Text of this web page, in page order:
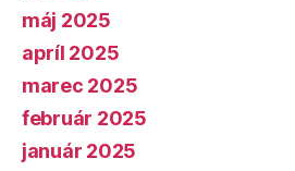
máj 2025
apríl 2025
marec 2025
február 2025
január 2025